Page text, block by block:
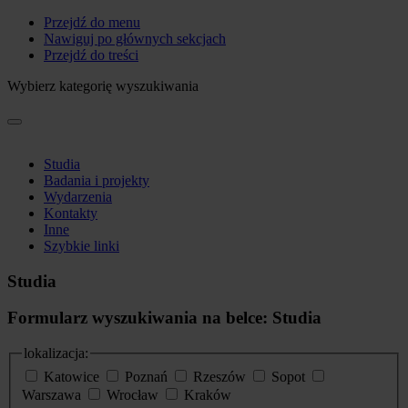
Przejdź do menu
Nawiguj po głównych sekcjach
Przejdź do treści
Wybierz kategorię wyszukiwania
Studia
Badania i projekty
Wydarzenia
Kontakty
Inne
Szybkie linki
Studia
Formularz wyszukiwania na belce: Studia
lokalizacja:
Katowice
Poznań Rzeszów
Sopot
Warszawa
Wrocław
Kraków